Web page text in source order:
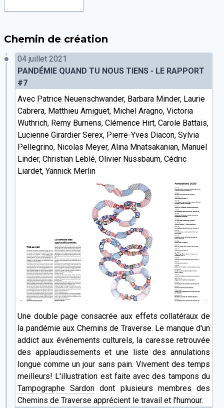
Chemin de création
04 juillet 2021
PANDÉMIE QUAND TU NOUS TIENS - LE RAPPORT
#7
Avec Patrice Neuenschwander, Barbara Minder, Laurie
Cabrera, Matthieu Amiguet, Michel Aragno, Victoria
Wuthrich, Remy Burnens, Clémence Hirt, Carole Battais,
Lucienne Girardier Serex, Pierre-Yves Diacon, Sylvia
Pellegrino, Nicolas Meyer, Alina Mnatsakanian, Manuel
Linder, Christian Leblé, Olivier Nussbaum, Cédric
Liardet, Yannick Merlin
Une double page consacrée aux effets collatéraux de
la pandémie aux Chemins de Traverse. Le manque d'un
addict aux événements culturels, la caresse retrouvée
des applaudissements et une liste des annulations
longue comme un jour sans pain. Vivement des temps
meilleurs! L'illustration est faite avec des tampons du
Tampographe Sardon dont plusieurs membres des
Chemins de Traverse apprécient le travail et l'humour.